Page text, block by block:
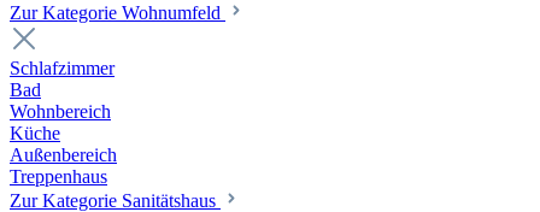
Zur Kategorie Wohnumfeld
Schlafzimmer
Bad
Wohnbereich
Küche
Außenbereich
Treppenhaus
Zur Kategorie Sanitätshaus